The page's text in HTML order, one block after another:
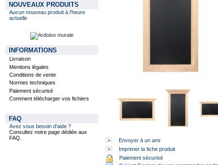
NOUVEAUX PRODUITS
Aucun nouveau produit à l'heure
actuelle
INFORMATIONS
Livraison
Mentions légales
Conditions de vente
Normes techniques
Paiement sécurisé
Comment télécharger vos fichiers
FAQ
Avez vous besoin d'aide ?
Consultez notre page dédiée aux
FAQ.
Envoyer à un ami
Imprimer la fiche produit
Paiement sécurisé